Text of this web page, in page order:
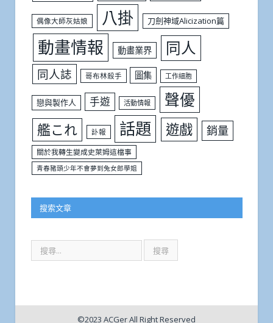
偶像大師灰姑娘 八掛 刀劍神域Alicization篇
動畫情報 動畫業界 同人
同人誌 哥布林殺手 圖集 工作細胞
戀與製作人 手遊 活動情報 聲優
艦これ 訃報 話題 遊戲 銷量
關於我轉生變成史萊姆這檔事
青春豬頭少年不會夢到兔女郎學姐
搜索文章
©2023 ACGer All Right Reserved